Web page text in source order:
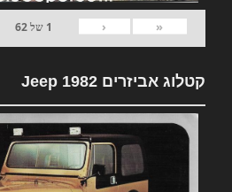
«
‹
1 של62
קטלוג אביזרים 1982 Jeep